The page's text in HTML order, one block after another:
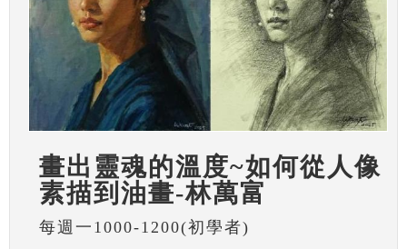
畫出靈魂的溫度~如何從人像
素描到油畫-林萬富
每週一1000-1200(初學者)